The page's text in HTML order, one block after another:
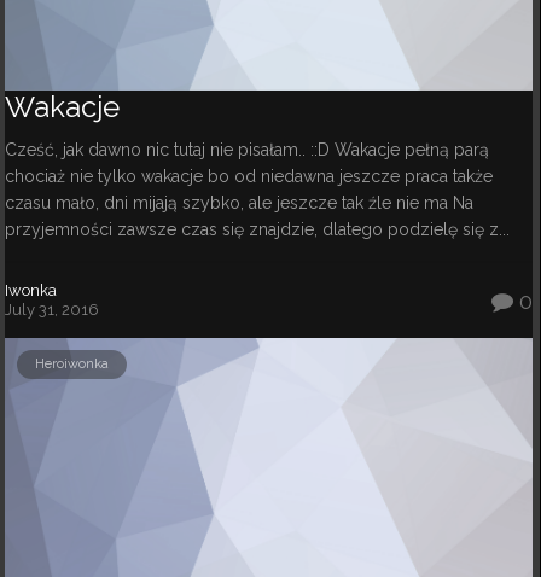
Wakacje
Cześć, jak dawno nic tutaj nie pisałam.. ::D Wakacje pełną parą
chociaż nie tylko wakacje bo od niedawna jeszcze praca także
czasu mało, dni mijają szybko, ale jeszcze tak źle nie ma Na
przyjemności zawsze czas się znajdzie, dlatego podzielę się z...
Iwonka
July 31, 2016
0
Heroiwonka